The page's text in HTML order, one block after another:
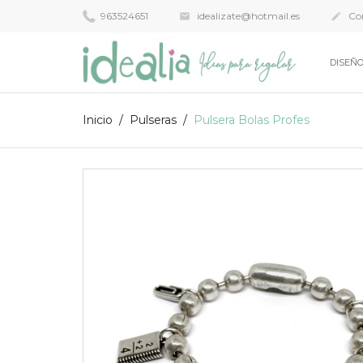
963524651  idealizate@hotmail.es 
Inicio Pulseras Pulsera Bolas Profes